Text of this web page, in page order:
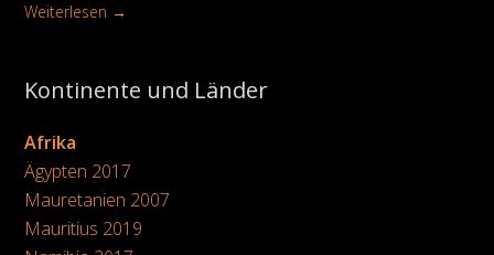
Weiterlesen →
Kontinente und Länder
Afrika
Ägypten 2017
Mauretanien 2007
Mauritius 2019